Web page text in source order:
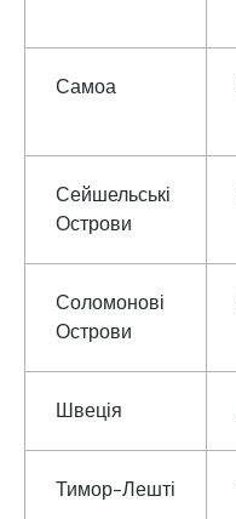
Самоа
Сейшельські
Острови
Соломонові
Острови
Швеція
Тимор-Лешті